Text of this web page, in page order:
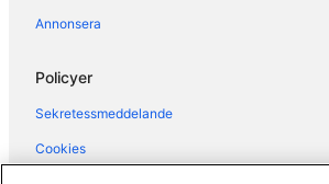
Hotell i Senin
Hotell i Staffal
Hotell i Vollon
Annonsera
Policyer
Sekretessmeddelande
Cookies